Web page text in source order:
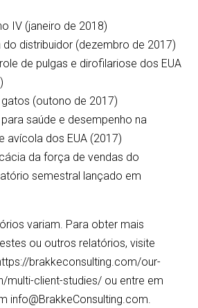
IV (janeiro de 2018)
do distribuidor (dezembro de 2017)
de pulgas e dirofilariose dos EUA
(outono de 2017)
saúde e desempenho na
avícola dos EUA (2017)
da força de vendas do
semestral lançado em
variam. Para obter mais
ou outros relatórios, visite
brakkeconsulting.com/our-
multi-client-studies/ ou entre em
info@BrakkeConsulting.com.